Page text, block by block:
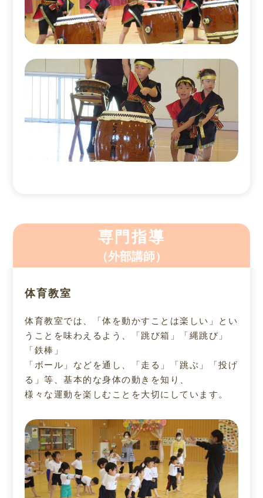
専門指導
（外部講師）
体育教室
体育教室では、「体を動かすことは楽しい」とい
うことを味わえるよう、「跳び箱」「縄跳び」
「鉄棒」
「ボール」などを通し、「走る」「跳ぶ」「投げ
る」等、基本的な身体の動きを知り、
様々な運動を楽しむことを大切にしています。